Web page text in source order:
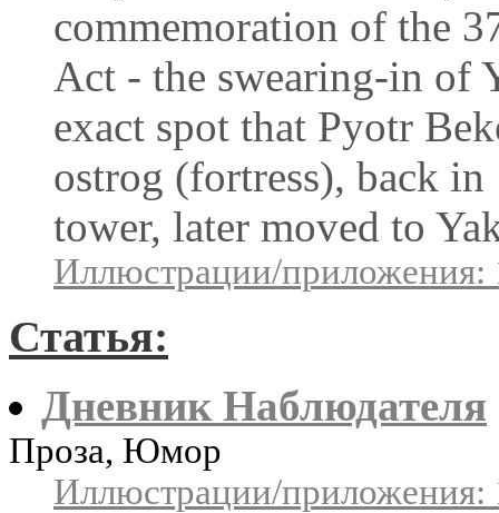
commemoration of the
Act - the swearing-in of
exact spot that Pyotr
ostrog (fortress), back
tower, later moved to
Иллюстрации/приложения:
Статья:
Дневник Наблюдателя
Проза, Юмор
Иллюстрации/приложения: